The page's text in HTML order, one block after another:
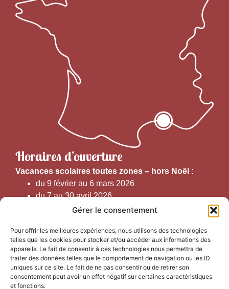
Gérer le consentement
Pour offrir les meilleures expériences, nous utilisons des technologies
telles que les cookies pour stocker et/ou accéder aux informations des
appareils. Le fait de consentir à ces technologies nous permettra de
traiter des données telles que le comportement de navigation ou les ID
uniques sur ce site. Le fait de ne pas consentir ou de retirer son
consentement peut avoir un effet négatif sur certaines caractéristiques
et fonctions.
Horaires d’ouverture
Vacances scolaires toutes zones – hors Noël :
du 9 février au 6 mars 2026
du 7 au 30 avril 2026
du 1er juin au 30 septembre 2026
Horaires d’ouverture au public :
Du 1er septembre au 30 juin 2026 (hors juillet et août)
du lundi au vendredi de 9h50 à 12h30 et de